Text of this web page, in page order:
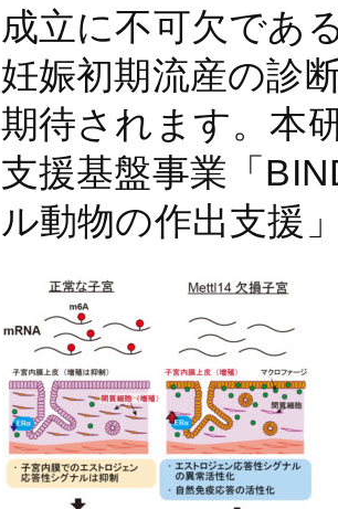
成立に不可欠であ
妊娠初期流産の診
期待されます。本
支援基盤事業「
ル動物の作出支援